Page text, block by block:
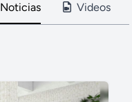
Noticias Videos